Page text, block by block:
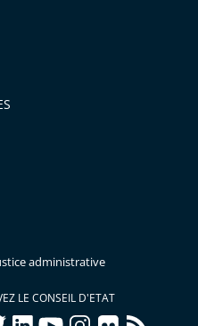
administrative
LE CONSEIL D'ETAT
linkedInyoutubeinstagram
flickr rss